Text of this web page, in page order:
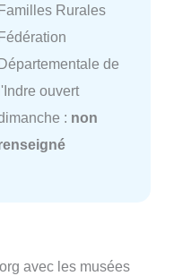
Familles Rurales
Fédération
Départementale de
l'Indre ouvert
: non
avec les musées